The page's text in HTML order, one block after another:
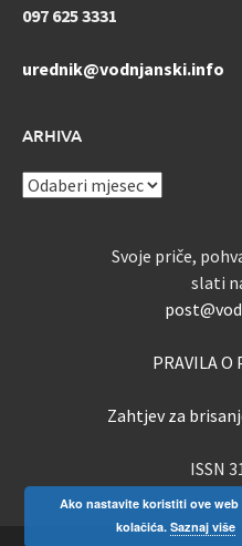
097 625 3331
urednik@vodnjanski.info
ARHIVA
ARHIVA
Svoje priče,
slati
PRAVILA O
Zahtjev za
ISSN
Ako nastavite koristiti ove
kolačića. Saznaj više